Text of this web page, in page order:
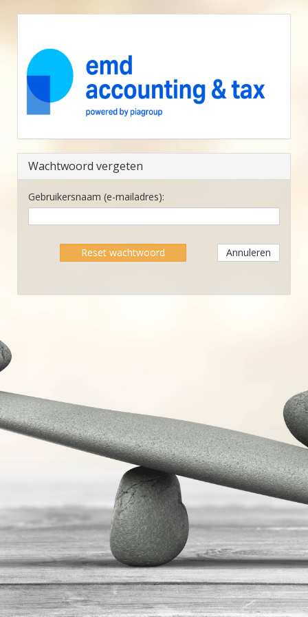
Wachtwoord vergeten
Gebruikersnaam (e-mailadres):